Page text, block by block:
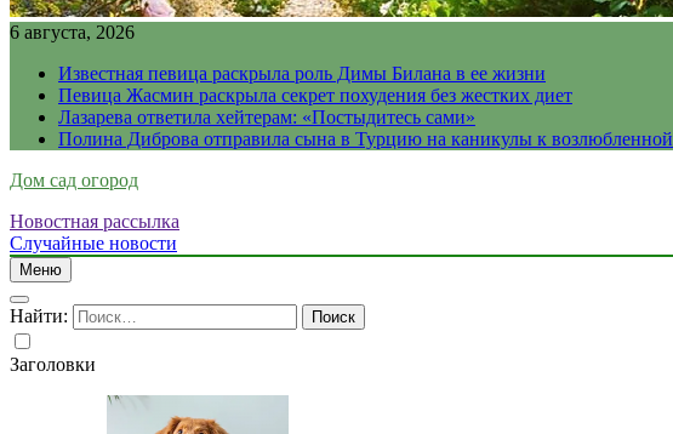
6 августа, 2026
Известная певица раскрыла роль Димы Билана в ее жизни
Певица Жасмин раскрыла секрет похудения без жестких диет
Лазарева ответила хейтерам: «Постыдитесь сами»
Полина Диброва отправила сына в Турцию на каникулы к возлюбленной
Дом сад огород
Новостная рассылка
Случайные новости
Меню
Найти:
Заголовки